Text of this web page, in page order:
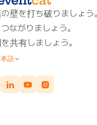
壁を打ち破りましょう。
ながりましょう。
共有しましょう。
語